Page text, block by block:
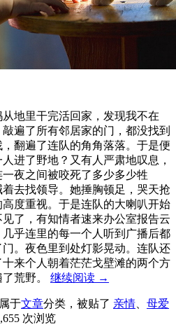
地里干完活回家，发现我不在
遍了所有邻居家的门，都没找到
翻遍了连队的角角落落。于是便
进了野地？又有人严肃地叹息，
夜之间被咬死了多少多少牲
去找领导。她捶胸顿足，哭天抢
度重视。于是连队的大喇叭开始
了，有知情者速来办公室报告云
乎连里的每一个人听到广播后都
。夜色里到处灯影晃动。连队还
来个人朝着茫茫戈壁滩的两个方
荒野。 继续阅读 →
于文章分类，被贴了 亲情
母爱
次浏览